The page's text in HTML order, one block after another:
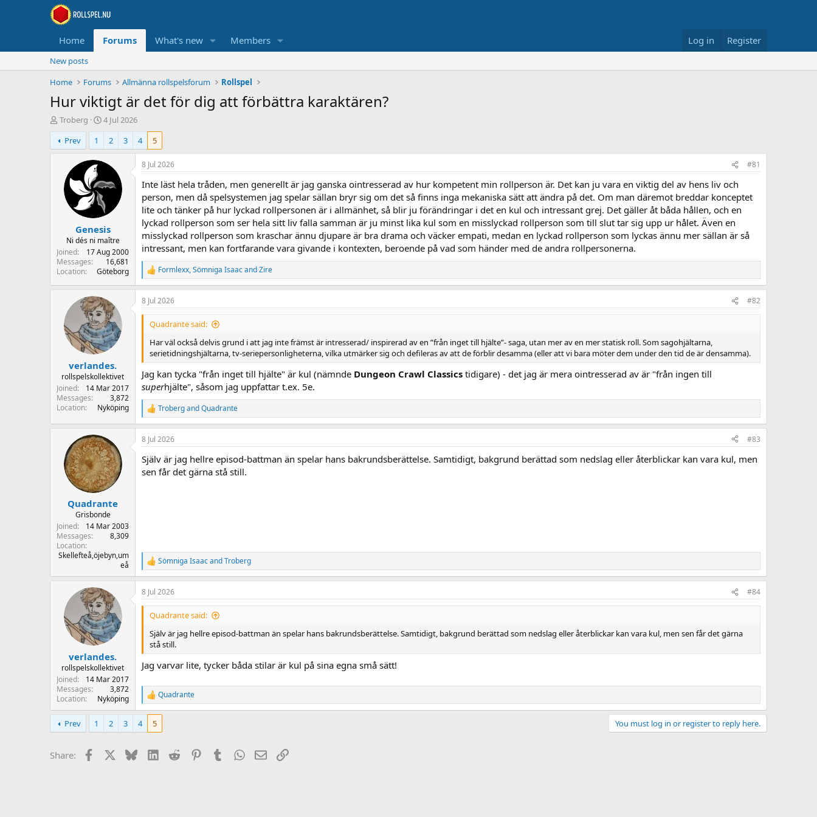
Home Forums What's new Members Log in Register
New posts
Home
Forums Allmänna rollspelsforum Rollspel
Hur viktigt är det för dig att förbättra karaktären?
T
h
r
e
r
Troberg
S
t
r
t
a
e
4 Jul 2026
Prev
1 2 3 4 5
Genesis
Ni dés ni maître
Joined
17 Aug 2000
Messages
16,681
Location
Göteborg
8 Jul 2026 #81
Inte läst hela tråden, men generellt är jag ganska ointresserad av hur kompetent min rollperson är. Det kan ju vara en viktig del av hens liv och
person, men då spelsystemen jag spelar sällan bryr sig om det så finns inga mekaniska sätt att ändra på det. Om man däremot breddar konceptet
lite och tänker på hur lyckad rollpersonen är i allmänhet, så blir ju förändringar i det en kul och intressant grej. Det gäller åt båda hållen, och en
lyckad rollperson som ser hela sitt liv falla samman är ju minst lika kul som en misslyckad rollperson som till slut tar sig upp ur hålet. Även en
misslyckad rollperson som kraschar ännu djupare är bra drama och väcker empati, medan en lyckad rollperson som lyckas ännu mer sällan är så
intressant, men kan fortfarande vara givande i kontexten, beroende på vad som händer med de andra rollpersonerna.
R
e
a
c
t
:
Formlexx,Sömniga IsaacandZire
verlandes.
rollspelskollektivet
Joined
14 Mar 2017
Messages
3,872
Location
Nyköping
8 Jul 2026 #82
Quadrante said:
Har väl också delvis grund i att jag inte främst är intresserad/ inspirerad av en ”från inget till hjälte”- saga, utan mer av en mer statisk roll. Som sagohjältarna,
serietidningshjältarna, tv-seriepersonligheterna, vilka utmärker sig och defileras av att de förblir desamma (eller att vi bara möter dem under den tid de är densamma).
Jag kan tycka "från inget till hjälte" är kul (nämnde Dungeon Crawl Classics tidigare) - det jag är mera ointresserad av är "från ingen till
superhjälte", såsom jag uppfattar t.ex. 5e.
R
e
a
c
i
o
TrobergandQuadrante
Quadrante
Grisbonde
Joined
14 Mar 2003
Messages
8,309
Location
Skellefteå,öjebyn,um
eå
8 Jul 2026 #83
Själv är jag hellre episod-battman än spelar hans bakrundsberättelse. Samtidigt, bakgrund berättad som nedslag eller återblickar kan vara kul, men
sen får det gärna stå still.
R
e
a
c
t
n
:
Sömniga IsaacandTroberg
verlandes.
rollspelskollektivet
Joined
14 Mar 2017
Messages
3,872
Location
Nyköping
8 Jul 2026 #84
Quadrante said:
Själv är jag hellre episod-battman än spelar hans bakrundsberättelse. Samtidigt, bakgrund berättad som nedslag eller återblickar kan vara kul, men sen får det gärna
stå still.
Jag varvar lite, tycker båda stilar är kul på sina egna små sätt!
R
e
a
o
Quadrante
Prev 1 2 3 4 5 You must log in or register to reply here.
Share: Facebook BlueskyLinkedIn
Reddit PinterestTumblrWhatsApp
EmailLink